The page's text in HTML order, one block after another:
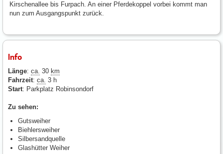
Kirschenallee bis Furpach. An einer Pferdekoppel vorbei kommt man
nun zum Ausgangspunkt zurück.
Info
Länge: ca. 30 km
Fahrzeit: ca. 3 h
Start: Parkplatz Robinsondorf
Zu sehen:
Gutsweiher
Biehlersweiher
Silbersandquelle
Glashütter Weiher